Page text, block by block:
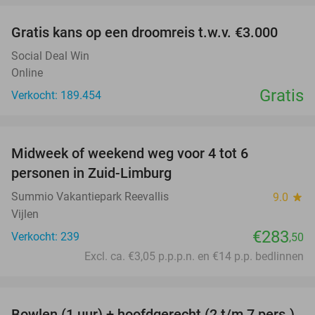
Gratis kans op een droomreis t.w.v. €3.000
Social Deal Win
Online
Verkocht: 189.454
Gratis
Midweek of weekend weg voor 4 tot 6
personen in Zuid-Limburg
Summio Vakantiepark Reevallis 9.0 star
Vijlen
Verkocht: 239
€283,50
Excl. ca. €3,05 p.p.p.n. en €14 p.p. bedlinnen